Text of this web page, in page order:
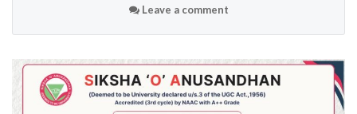
Leave a comment